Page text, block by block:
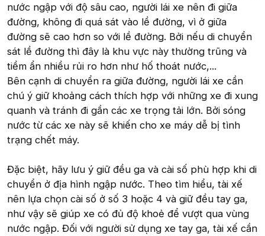
nước ngập với độ sâu cao, người lái xe nên đi giữa
đường, không đi quá sát vào lề đường, vì ở giữa
đường sẽ cao hơn so với lề đường. Bởi nếu di chuyển
sát lề đường thì đây là khu vực này thường trũng và
tiềm ẩn nhiều rủi ro hơn như hố thoát nước,...
Bên cạnh di chuyển ra giữa đường, người lái xe cần
chú ý giữ khoảng cách thích hợp với những xe đi xung
quanh và tránh đi gần các xe trọng tải lớn. Bởi sóng
nước từ các xe này sẽ khiến cho xe máy dễ bị tình
trạng chết máy.
Đặc biệt, hãy lưu ý giữ đều ga và cài số phù hợp khi di
chuyển ở địa hình ngập nước. Theo tìm hiểu, tài xế
nên lựa chọn cài số ở số 3 hoặc 4 và giữ đều tay ga,
như vậy sẽ giúp xe có đủ độ khoẻ để vượt qua vùng
nước ngập. Đối với người sử dụng xe tay ga, tài xế cần